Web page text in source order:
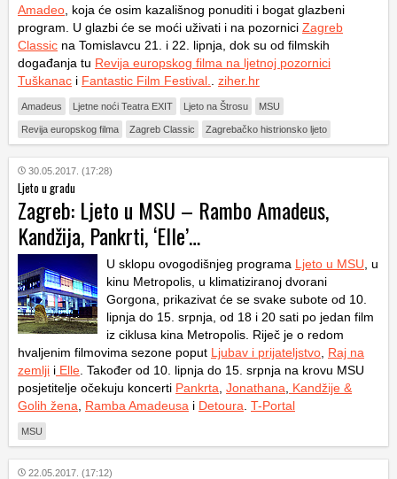
Amadeo , koja će osim kazališnog ponuditi i bogat glazbeni
program. U glazbi će se moći uživati i na pozornici Zagreb
Classic na Tomislavcu 21. i 22. lipnja, dok su od filmskih
događanja tu Revija europskog filma na ljetnoj pozornici
Tuškanac i Fantastic Film Festival. ziher.hr
Amadeus Ljetne noći Teatra EXIT Ljeto na Štrosu MSU
Revija europskog filma Zagreb Classic Zagrebačko histrionsko ljeto
30.05.2017. (17:28)
Ljeto u gradu
Zagreb: Ljeto u MSU – Rambo Amadeus,
Kandžija, Pankrti, ‘Elle’…
U sklopu ovogodišnjeg programa Ljeto u MSU , u
kinu Metropolis, u klimatiziranoj dvorani
Gorgona, prikazivat će se svake subote od 10.
lipnja do 15. srpnja, od 18 i 20 sati po jedan film
iz ciklusa kina Metropolis. Riječ je o redom
hvaljenim filmovima sezone poput Ljubav i prijateljstvo Raj na
zemlji i Elle . Također od 10. lipnja do 15. srpnja na krovu MSU
posjetitelje očekuju koncerti Pankrta Jonathana
Kandžije &
Golih žena
Ramba Amadeusa i Detoura T-Portal
MSU
22.05.2017. (17:12)